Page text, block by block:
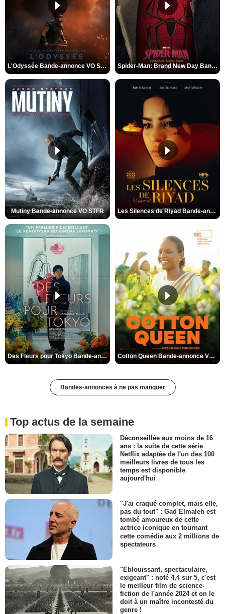
L'Odyssée Bande-annonce VO STFR Spider-Man: Brand New Day Bande-annonce VO STFR
Mutiny Bande-annonce VO STFR Les Silences de Riyad Bande-annonce VO STFR
Des Fleurs pour Tokyo Bande-annonce VO STFR Cotton Queen Bande-annonce VO STFR
Bandes-annonces à ne pas manquer
Top actus de la semaine
Déconseillée aux moins de 16
ans : la suite de cette série
Netflix adaptée de l'un des 100
meilleurs livres de tous les
temps est disponible
aujourd'hui
"J'ai craqué complet, mais elle,
pas du tout" : Gad Elmaleh est
tombé amoureux de cette
actrice iconique en tournant
cette comédie aux 2 millions de
spectateurs
"Eblouissant, spectaculaire,
exigeant" : noté 4,4 sur 5, c'est
le meilleur film de science-
fiction de l'année 2024 et on le
doit à un maître incontesté du
genre !